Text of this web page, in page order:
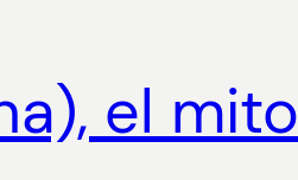
el mito